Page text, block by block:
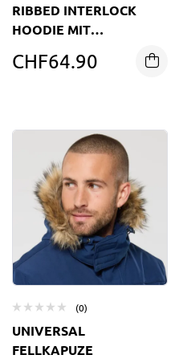
RIBBED INTERLOCK
HOODIE MIT
VOLLREISSVERSCHLUSS
CHF64.90
(0)
UNIVERSAL
FELLKAPUZE